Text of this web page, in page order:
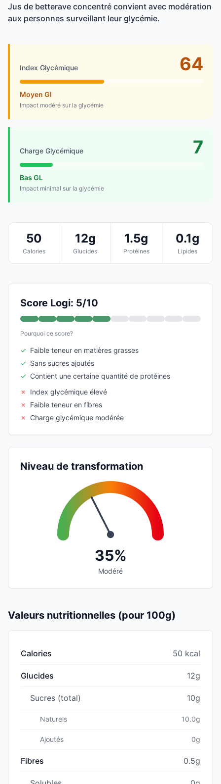
Jus de betterave concentré convient avec modération
aux personnes surveillant leur glycémie.
Index Glycémique 64
Moyen GI
Impact modéré sur la glycémie
Charge Glycémique 7
Bas GL
Impact minimal sur la glycémie
50
Calories
12g
Glucides
1.5g
Protéines
0.1g
Lipides
Score Logi: 5/10
Pourquoi ce score?
✓ Faible teneur en matières grasses
✓ Sans sucres ajoutés
✓ Contient une certaine quantité de protéines
✗
Index glycémique élevé
✗
Faible teneur en fibres
✗
Charge glycémique modérée
Niveau de transformation
35%
Modéré
Valeurs nutritionnelles (pour 100g)
Calories 50 kcal
Glucides 12g
Sucres (total) 10g
Naturels 10.0g
Ajoutés 0g
Fibres 0.5g